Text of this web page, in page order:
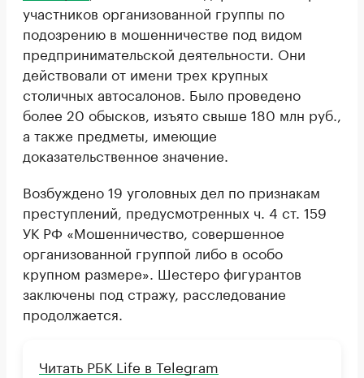
участников организованной группы по
подозрению в мошенничестве под видом
предпринимательской деятельности. Они
действовали от имени трех крупных
столичных автосалонов. Было проведено
более 20 обысков, изъято свыше 180 млн руб.,
а также предметы, имеющие
доказательственное значение.
Возбуждено 19 уголовных дел по признакам
преступлений, предусмотренных ч. 4 ст. 159
УК РФ «Мошенничество, совершенное
организованной группой либо в особо
крупном размере». Шестеро фигурантов
заключены под стражу, расследование
продолжается.
Читать РБК Life в Telegram